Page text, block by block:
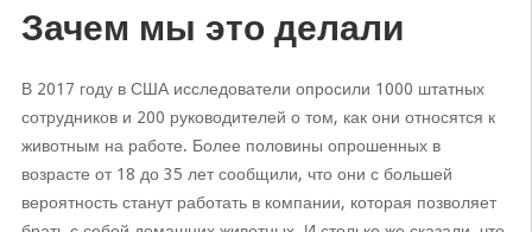
Зачем мы это делали
В 2017 году в США исследователи опросили 1000 штатных
сотрудников и 200 руководителей о том, как они относятся к
животным на работе. Более половины опрошенных в
возрасте от 18 до 35 лет сообщили, что они с большей
вероятность станут работать в компании, которая позволяет